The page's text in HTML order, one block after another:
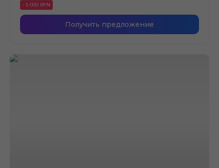
- 5 000 BYN
Получить предложение